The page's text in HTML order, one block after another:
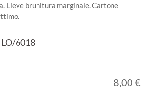
Lieve brunitura marginale. Cartone
LO/6018
8,00 €